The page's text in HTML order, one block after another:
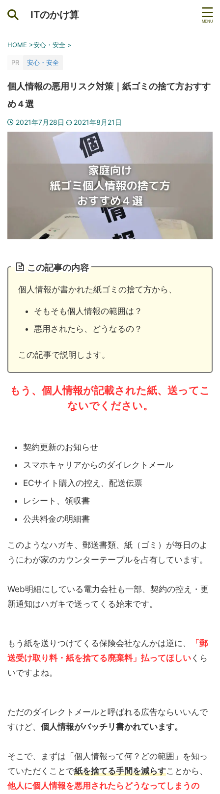
ITのかけ算
HOME >安心・安全 >
PR 安心・安全
個人情報の悪用リスク対策｜紙ゴミの捨て方おすす
め４選
2021年7月28日 2021年8月21日
この記事の内容
個人情報が書かれた紙ゴミの捨て方から、
そもそも個人情報の範囲は？
悪用されたら、どうなるの？
この記事で説明します。
もう、個人情報が記載された紙、 送ってこ
ないでください。
契約更新のお知らせ
スマホキャリアからのダイレクトメール
ECサイト購入の控え、配送伝票
レシート、領収書
公共料金の明細書
このようなハガキ、郵送書類、紙（ゴミ）が毎日のよ
うにわが家のカウンターテーブルを占有しています。
Web明細にしている電力会社も一部、契約の控え・更
新通知はハガキで送ってくる始末です。
もう紙を送りつけてくる保険会社なんかは逆に、
「郵
送受け取り料・紙を捨てる廃棄料」払ってほしい くら
いですよね。
ただのダイレクトメールと呼ばれる広告ならいいんで
すけど、 個人情報がバッチリ書かれています。
そこで、まずは「個人情報って何？どの範囲」を知っ
ていただくことで紙を捨てる手間を減らすことから、
他人に個人情報を悪用されたらどうなってしまうの